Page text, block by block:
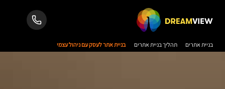
בניית אתרים תהליך בניית אתרים בניית אתר לעסק עם ניהול עצמי